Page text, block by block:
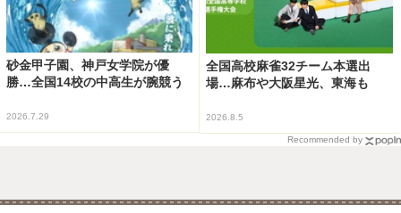
砂金甲子園、神戸女学院が優
勝…全国14校の中高生が腕競う
2026.7.29
全国高校麻雀32チーム本選出
場…麻布や大阪星光、東海も
2026.8.5
Recommended by